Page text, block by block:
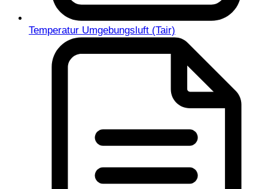
Temperatur Umgebungsluft (Tair)